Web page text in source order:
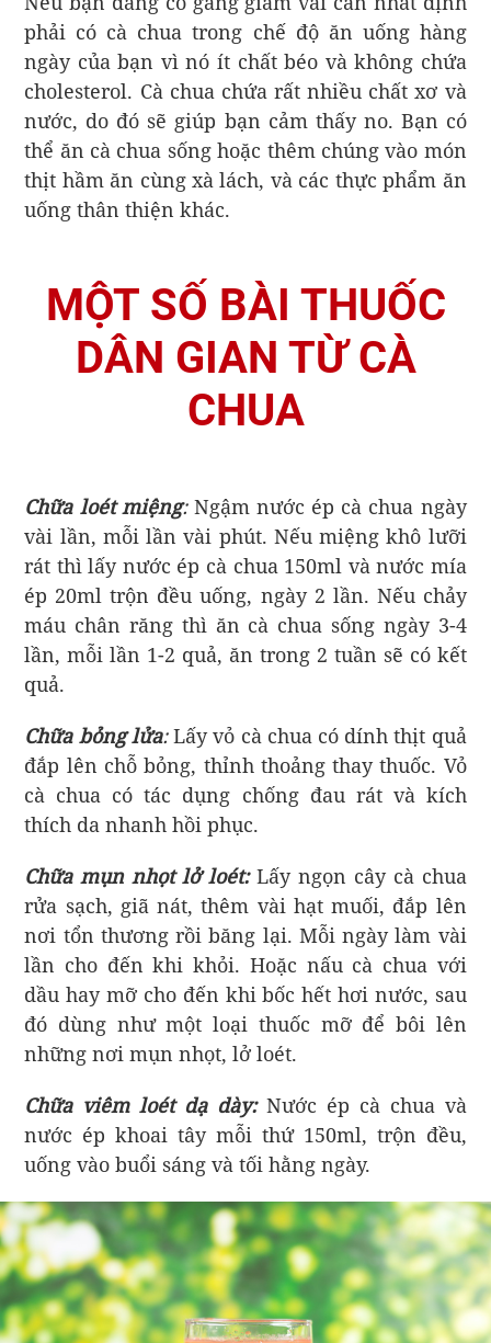
phải có cà chua trong chế độ ăn uống hàng
ngày của bạn vì nó ít chất béo và không chứa
cholesterol. Cà chua chứa rất nhiều chất xơ và
nước, do đó sẽ giúp bạn cảm thấy no. Bạn có
thể ăn cà chua sống hoặc thêm chúng vào món
thịt hầm ăn cùng xà lách, và các thực phẩm ăn
uống thân thiện khác.
MỘT SỐ BÀI THUỐC
DÂN GIAN TỪ CÀ
CHUA
Chữa loét miệng: Ngậm nước ép cà chua ngày
vài lần, mỗi lần vài phút. Nếu miệng khô lưỡi
rát thì lấy nước ép cà chua 150ml và nước mía
ép 20ml trộn đều uống, ngày 2 lần. Nếu chảy
máu chân răng thì ăn cà chua sống ngày 3-4
lần, mỗi lần 1-2 quả, ăn trong 2 tuần sẽ có kết
quả.
Chữa bỏng lửa:Lấy vỏ cà chua có dính thịt quả
đắp lên chỗ bỏng, thỉnh thoảng thay thuốc. Vỏ
cà chua có tác dụng chống đau rát và kích
thích da nhanh hồi phục.
Chữa mụn nhọt lở loét: Lấy ngọn cây cà chua
rửa sạch, giã nát, thêm vài hạt muối, đắp lên
nơi tổn thương rồi băng lại. Mỗi ngày làm vài
lần cho đến khi khỏi. Hoặc nấu cà chua với
dầu hay mỡ cho đến khi bốc hết hơi nước, sau
đó dùng như một loại thuốc mỡ để bôi lên
những nơi mụn nhọt, lở loét.
Chữa viêm loét dạ dày:Nước ép cà chua và
nước ép khoai tây mỗi thứ 150ml, trộn đều,
uống vào buổi sáng và tối hằng ngày.